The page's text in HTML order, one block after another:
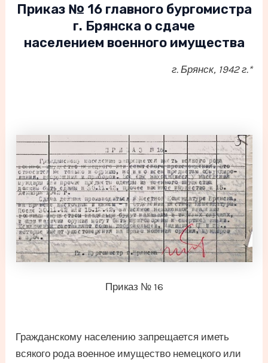
Приказ № 16 главного бургомистра
г. Брянска о сдаче
населением военного имущества
г. Брянск, 1942 г.*
Приказ № 16
Гражданскому населению запрещается иметь
всякого рода военное имущество немецкого или